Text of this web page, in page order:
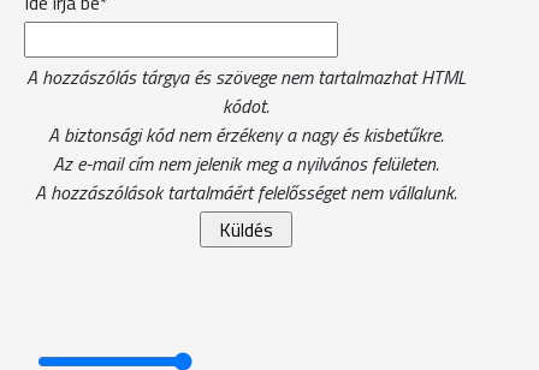
A hozzászólás tárgya és szövege nem tartalmazhat HTML
kódot.
A biztonsági kód nem érzékeny a nagy és kisbetűkre.
Az e-mail cím nem jelenik meg a nyilvános felületen.
A hozzászólások tartalmáért felelősséget nem vállalunk.